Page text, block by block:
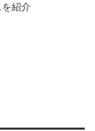
紹介